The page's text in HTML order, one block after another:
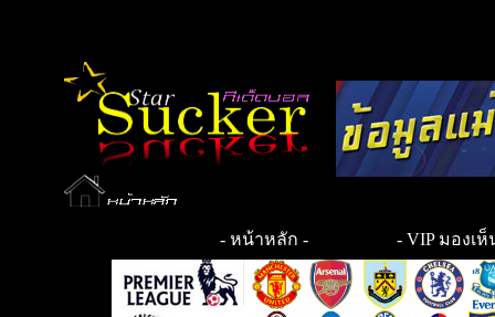
- หน้าหลัก - - VIP มองเห็